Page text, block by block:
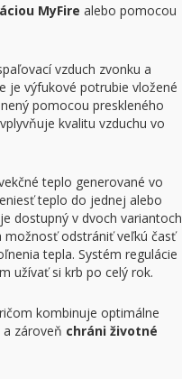
MyFire alebo pomocou
vzduch zvonku a
je výfukové potrubie vložené
pomocou preskleného
kvalitu vzduchu vo
teplo generované vo
teplo do jednej alebo
dostupný v dvoch variantoch
možnosť odstrániť veľkú časť
tepla. Systém regulácie
užívať si krb po celý rok.
kombinuje optimálne
zároveň chráni životné